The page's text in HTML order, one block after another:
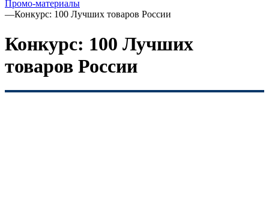
Промо-материалы
—Конкурс: 100 Лучших товаров России
Конкурс: 100 Лучших
товаров России